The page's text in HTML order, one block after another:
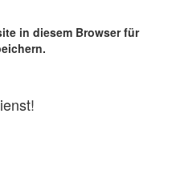
in diesem Browser für